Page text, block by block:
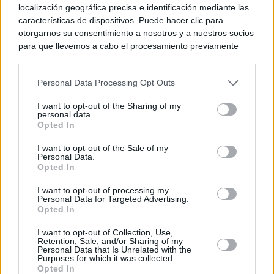
localización geográfica precisa e identificación mediante las
características de dispositivos. Puede hacer clic para
otorgarnos su consentimiento a nosotros y a nuestros socios
para que llevemos a cabo el procesamiento previamente
negar su consentimiento. Tenga en cuenta que algún
de su consentimiento, pero usted tiene el derecho de
rechazar tal procesamiento. Sus preferencias se aplicarán
cualquier momento entrando de nuevo en este sitio web o
visitando nuestra política de privacidad.
Personal Data Processing Opt Outs
I want to opt-out of the Sharing of my
personal data.
Opted In
I want to opt-out of the Sale of my
Personal Data.
Opted In
I want to opt-out of processing my
Personal Data for Targeted Advertising.
Opted In
I want to opt-out of Collection, Use,
Retention, Sale, and/or Sharing of my
Personal Data that Is Unrelated with the
Purposes for which it was collected.
Opted In